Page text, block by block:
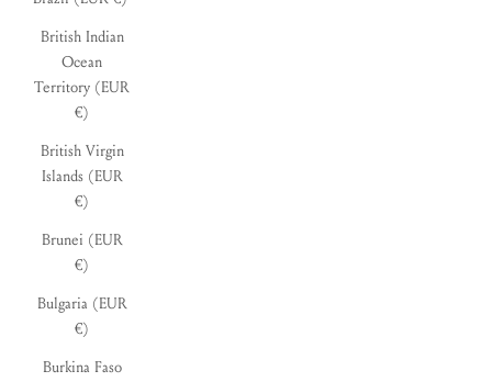
British Indian
Ocean
Territory (EUR
€)
British Virgin
Islands (EUR
€)
Brunei (EUR
€)
Bulgaria (EUR
€)
Burkina Faso